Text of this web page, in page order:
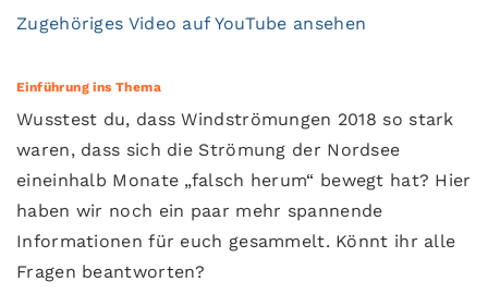
Zugehöriges Video auf YouTube ansehen
Einführung ins Thema
Wusstest du, dass Windströmungen 2018 so stark
waren, dass sich die Strömung der Nordsee
eineinhalb Monate „falsch herum“ bewegt hat? Hier
haben wir noch ein paar mehr spannende
Informationen für euch gesammelt. Könnt ihr alle
Fragen beantworten?